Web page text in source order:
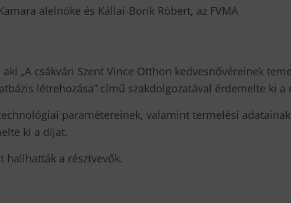
alelnöke és Kállai-Borik Róbert, az FVMA
„A csákvári Szent Vince Otthon kedvesnővéreinek
létrehozása” című szakdolgozatával érdemelte ki a
paramétereinek, valamint termelési adatainak
ki a díjat.
hallhatták a résztvevők.